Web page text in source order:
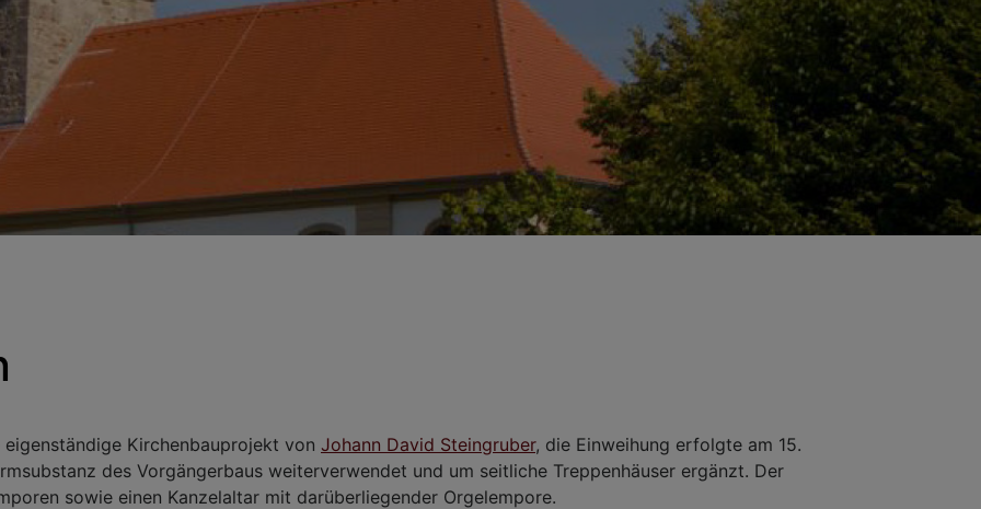
Kirchenbauprojekt von Johann David Steingruber, die Einweihung erfolgte am 15.
des Vorgängerbaus weiterverwendet und um seitliche Treppenhäuser ergänzt. Der
sowie einen Kanzelaltar mit darüberliegender Orgelempore.